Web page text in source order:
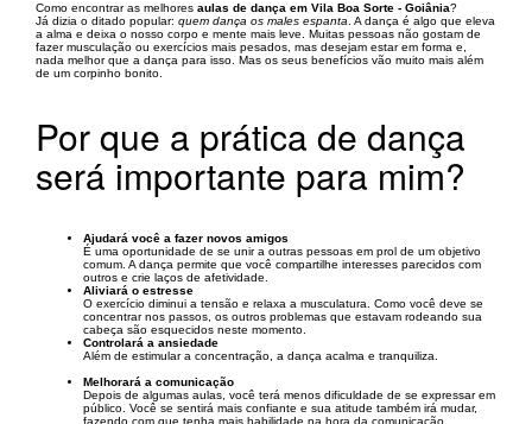
Como encontrar as melhores aulas de dança em Vila Boa Sorte - Goiânia?
Já dizia o ditado popular: quem dança os males espanta . A dança é algo que eleva
a alma e deixa o nosso corpo e mente mais leve. Muitas pessoas não gostam de
fazer musculação ou exercícios mais pesados, mas desejam estar em forma e,
nada melhor que a dança para isso. Mas os seus benefícios vão muito mais além
de um corpinho bonito.
Por que a prática de dança
será importante para mim?
Ajudará você a fazer novos amigos
É uma oportunidade de se unir a outras pessoas em prol de um objetivo
comum. A dança permite que você compartilhe interesses parecidos com
outros e crie laços de afetividade.
Aliviará o estresse
O exercício diminui a tensão e relaxa a musculatura. Como você deve se
concentrar nos passos, os outros problemas que estavam rodeando sua
cabeça são esquecidos neste momento.
Controlará a ansiedade
Além de estimular a concentração, a dança acalma e tranquiliza.
Melhorará a comunicação
Depois de algumas aulas, você terá menos dificuldade de se expressar em
público. Você se sentirá mais confiante e sua atitude também irá mudar,
fazendo com que tenha mais habilidade na hora da comunicação.